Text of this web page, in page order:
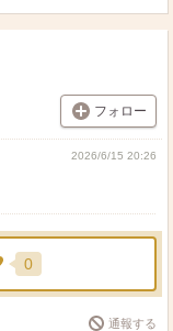
フォロー
2026/6/15 20:26
0
通報する